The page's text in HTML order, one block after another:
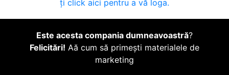
ți click aici pentru a vă loga.
Este acesta compania dumneavoastră?
Felicitări! Aă cum să primești materialele de
marketing